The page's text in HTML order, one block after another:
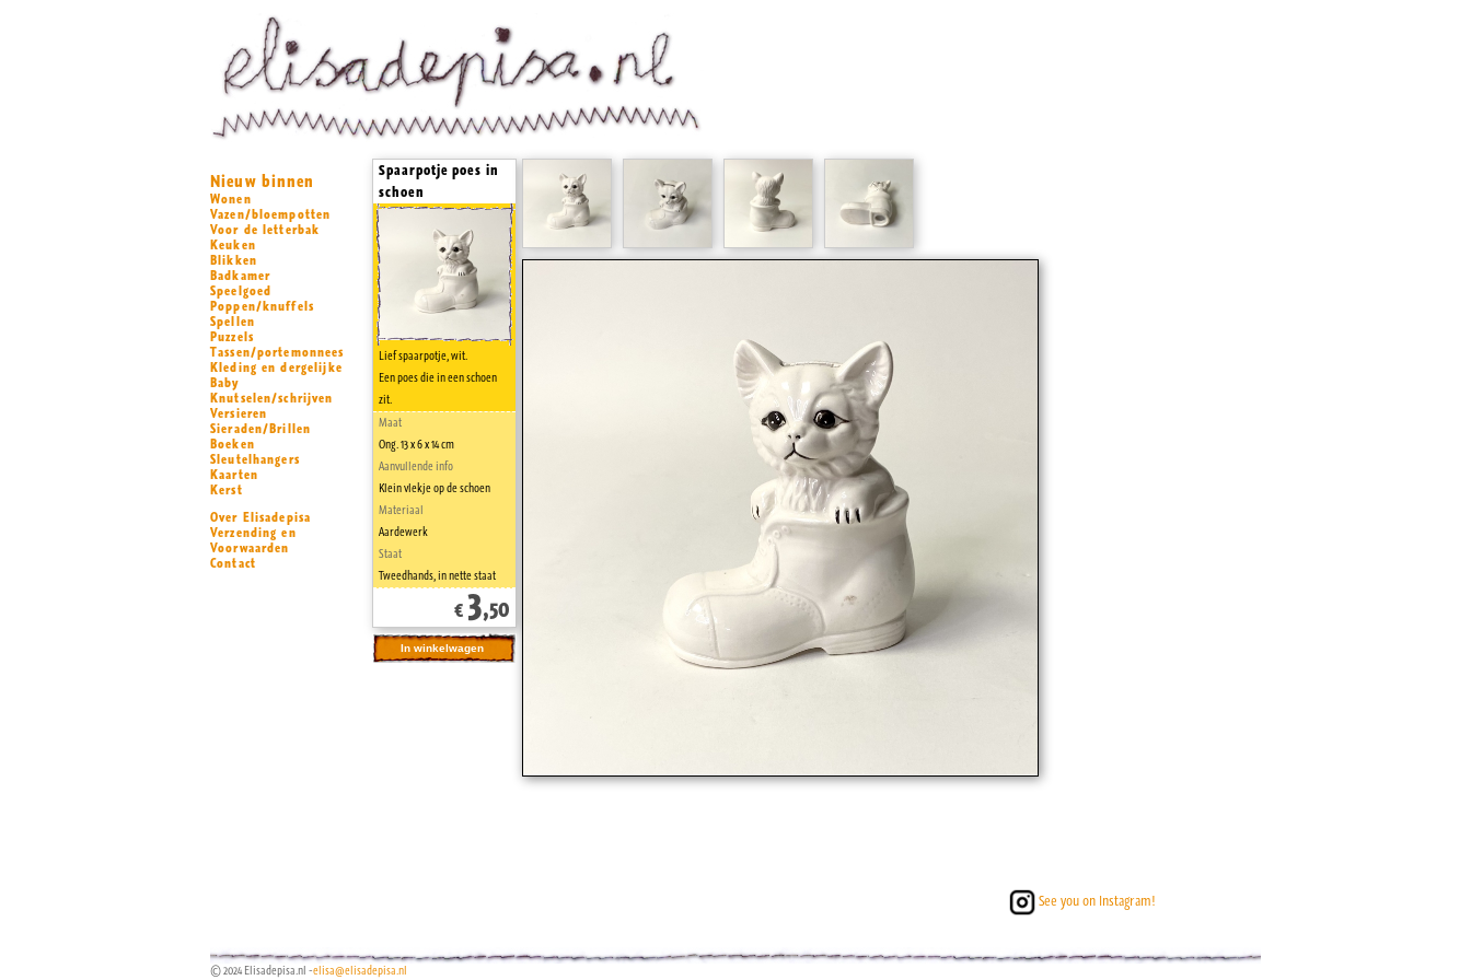
Nieuw binnen
Wonen
Vazen/bloempotten
Voor de letterbak
Keuken
Blikken
Badkamer
Speelgoed
Poppen/knuffels
Spellen
Puzzels
Tassen/portemonnees
Kleding en dergelijke
Baby
Knutselen/schrijven
Versieren
Sieraden/Brillen
Boeken
Sleutelhangers
Kaarten
Kerst
Over Elisadepisa
Verzending en
Voorwaarden
Contact
Spaarpotje poes in
schoen
Lief spaarpotje, wit.
Een poes die in een schoen
zit.
Maat
Ong. 13 x 6 x 14 cm
Aanvullende info
Klein vlekje op de schoen
Materiaal
Aardewerk
Staat
Tweedhands, in nette staat
€ 3,50
See you on Instagram!
© 2024 Elisadepisa.nl -elisa@elisadepisa.nl